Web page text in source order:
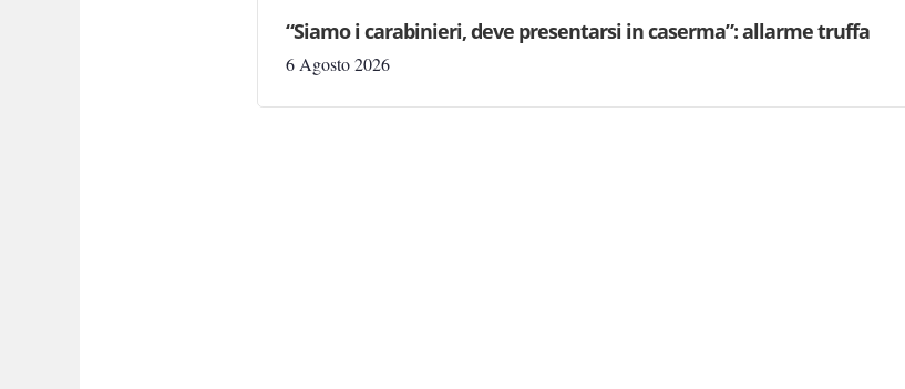
“Siamo i carabinieri, deve presentarsi in caserma”: allarme truffa
6 Agosto 2026